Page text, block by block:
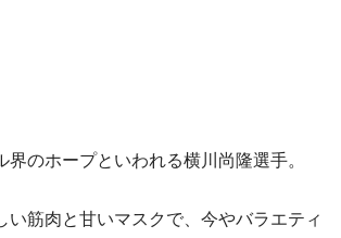
界のホープといわれる横川尚隆選手。
い筋肉と甘いマスクで、今やバラエティ